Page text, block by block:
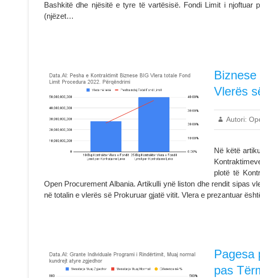
Bashkitë dhe njësitë e tyre të vartësisë. Fondi Limit i njoftuar
(njëzet…
Vlerës
Autori:
Në këtë
plotë të
Open Procurement Albania. Artikulli ynë liston dhe rendit sipas
në totalin e vlerës së Prokuruar gjatë vitit. Vlera e prezantuar
Pagesa
pas